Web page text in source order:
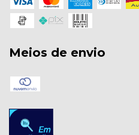
Meios de envio